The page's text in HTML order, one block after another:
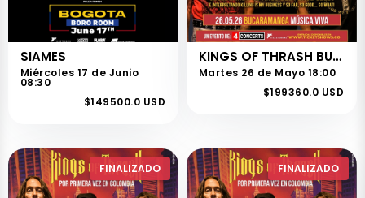
SIAMES
Miércoles 17 de Junio
08:30
$149500.0 USD
KINGS OF THRASH BUCARAMANGA
Martes 26 de Mayo 18:00
$199360.0 USD
FINALIZADO FINALIZADO